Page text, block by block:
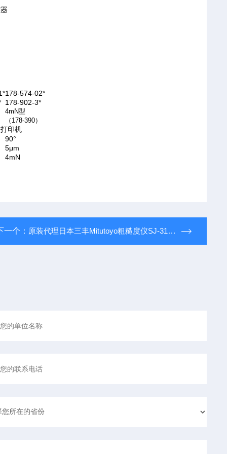
178-574-02*
178-902-3*
4mN型
（ 178-390）
印机
90°
5μm
4mN
一个： 原装代理日本三丰Mitutoyo粗糙度仪SJ-310深槽检出器178-385